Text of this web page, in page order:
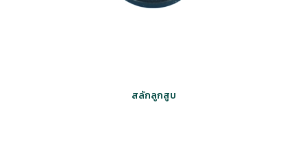
สลักลูกสูบ